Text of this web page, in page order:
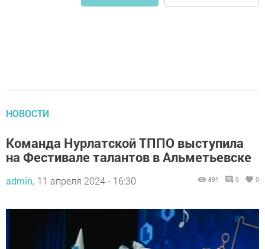
НОВОСТИ
Команда Нурлатской ТППО выступила
на Фестивале талантов в Альметьевске
admin, 11 апреля 2024 - 16:30 891 0 0